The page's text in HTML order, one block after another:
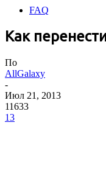
FAQ
Как
По
AllGalaxy
-
Июл 21, 2013
11633
13